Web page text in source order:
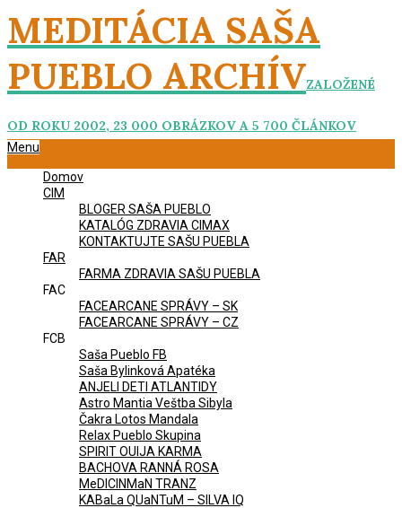
Skip
to
content
MEDITÁCIA SAŠA
PUEBLO ARCHÍVZALOŽENÉ
OD ROKU 2002, 23 000 OBRÁZKOV A 5 700 ČLÁNKOV
Primary
Menu
Domov
CIM
BLOGER SAŠA PUEBLO
KATALÓG ZDRAVIA CIMAX
KONTAKTUJTE SAŠU PUEBLA
FAR
FARMA ZDRAVIA SAŠU PUEBLA
FAC
FACEARCANE SPRÁVY – SK
FACEARCANE SPRÁVY – CZ
FCB
Saša Pueblo FB
Saša Bylinková Apatéka
ANJELI DETI ATLANTIDY
Astro Mantia Veštba Sibyla
Čakra Lotos Mandala
Relax Pueblo Skupina
SPIRIT OUIJA KARMA
BACHOVA RANNÁ ROSA
MeDICINMaN TRANZ
KABaLa QUaNTuM – SILVA IQ